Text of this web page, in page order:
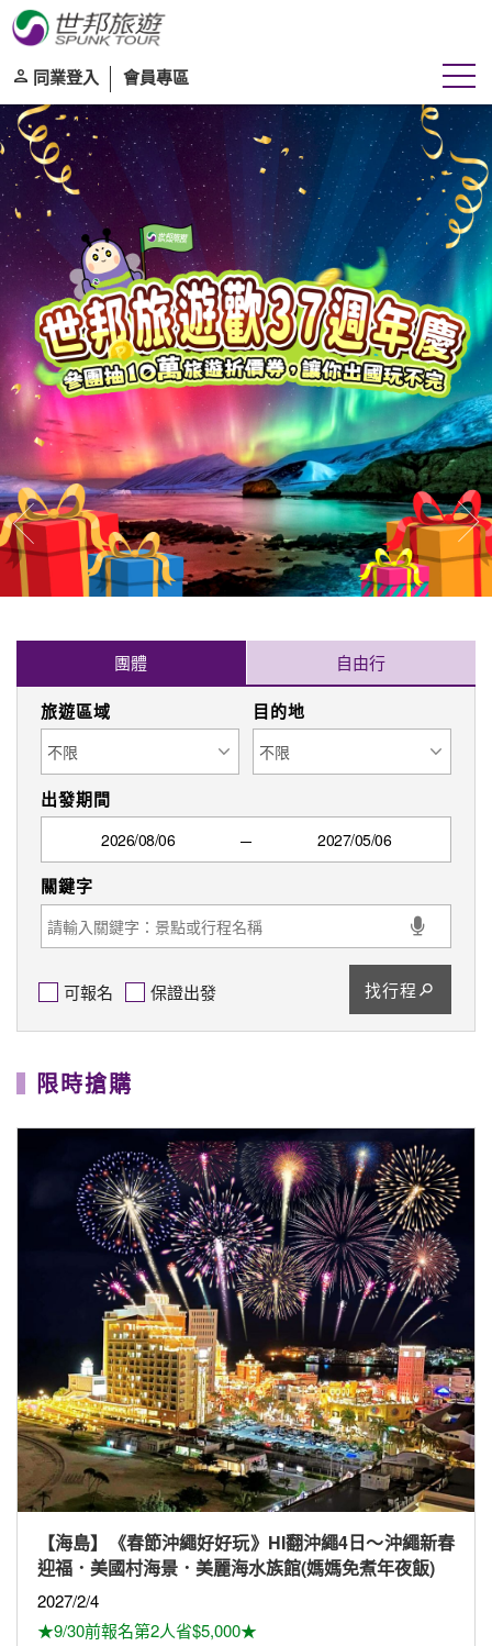
同業登入 會員專區
往前 往
團體 自由行
旅遊區域 目的地
出發期間
可報名 保證出發 找行程
限時搶購
【海島】《春節沖繩好好玩》HI翻沖繩4日～沖繩新春
迎福．美國村海景．美麗海水族館(媽媽免煮年夜飯)
2027/2/4
★9/30前報名第2人省$5,000★